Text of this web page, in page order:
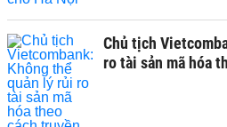
Chủ tịch
ro tài sản mã hóa